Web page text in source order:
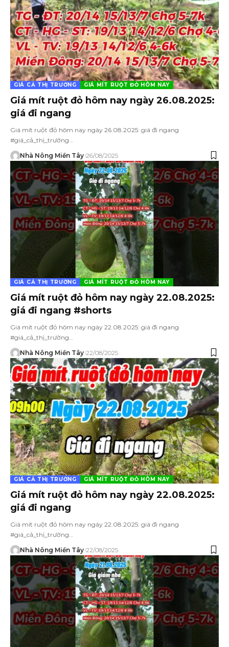
GIÁ CẢ THỊ TRƯỜNG GIÁ MÍT RUỘT ĐỎ HÔM NAY
Giá mít ruột đỏ hôm nay ngày 26.08.2025:
giá đi ngang
Giá mít ruột đỏ hôm nay ngày 26.08.2025: giá đi ngang
#giá_cả_thị_trường…
Nhà Nông Miền Tây 26/08/2025
GIÁ CẢ THỊ TRƯỜNG GIÁ MÍT RUỘT ĐỎ HÔM NAY
Giá mít ruột đỏ hôm nay ngày 22.08.2025:
giá đi ngang #shorts
Giá mít ruột đỏ hôm nay ngày 22.08.2025: giá đi ngang
#giá_cả_thị_trường…
Nhà Nông Miền Tây 22/08/2025
GIÁ CẢ THỊ TRƯỜNG GIÁ MÍT RUỘT ĐỎ HÔM NAY
Giá mít ruột đỏ hôm nay ngày 22.08.2025:
giá đi ngang
Giá mít ruột đỏ hôm nay ngày 22.08.2025: giá đi ngang
#giá_cả_thị_trường…
Nhà Nông Miền Tây 22/08/2025